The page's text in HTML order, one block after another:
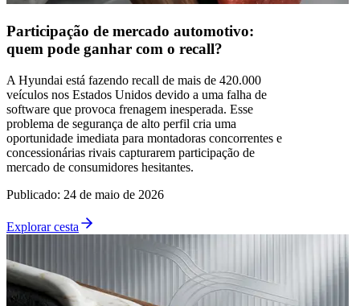
Participação de mercado automotivo:
quem pode ganhar com o recall?
A Hyundai está fazendo recall de mais de 420.000
veículos nos Estados Unidos devido a uma falha de
software que provoca frenagem inesperada. Esse
problema de segurança de alto perfil cria uma
oportunidade imediata para montadoras concorrentes e
concessionárias rivais capturarem participação de
mercado de consumidores hesitantes.
Publicado: 24 de maio de 2026
Explorar cesta